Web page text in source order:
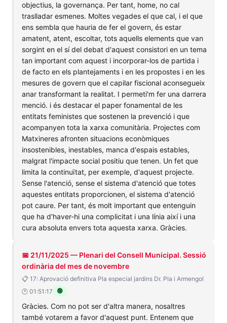
objectius, la governança. Per tant, home, no cal
traslladar esmenes. Moltes vegades el que cal, i el que
ens sembla que hauria de fer el govern, és estar
amatent, atent, escoltar, tots aquells elements que van
sorgint en el sí del debat d'aquest consistori en un tema
tan important com aquest i incorporar-los de partida i
de facto en els plantejaments i en les propostes i en les
mesures de govern que el capilar fiscional aconsegueix
anar transformant la realitat. I permeti'm fer una darrera
menció. i és destacar el paper fonamental de les
entitats feministes que sostenen la prevenció i que
acompanyen tota la xarxa comunitària. Projectes com
Matxineres afronten situacions econòmiques
insostenibles, inestables, manca d'espais estables,
malgrat l'impacte social positiu que tenen. Un fet que
limita la continuïtat, per exemple, d'aquest projecte.
Sense l'atenció, sense el sistema d'atenció que totes
aquestes entitats proporcionen, el sistema d'atenció
pot caure. Per tant, és molt important que entenguin
que ha d'haver-hi una complicitat i una línia així i una
cura absoluta envers tota aquesta xarxa. Gràcies.
📅 21/11/2025 — Plenari del Consell Municipal. Sessió
ordinària del mes de novembre
📋 17: Aprovació definitiva Pla especial jardins Dr. Pla i Armengol
🕐 01:51:17
🟢
Gràcies. Com no pot ser d'altra manera, nosaltres
també votarem a favor d'aquest punt. Entenem que